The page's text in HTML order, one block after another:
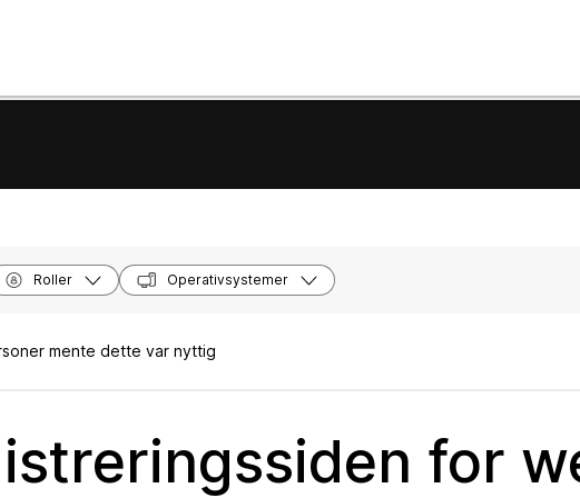
Roller Operativsystemer
mente dette var nyttig
for